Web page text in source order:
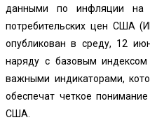
данными по инфляции на
потребительских цен США
опубликован в среду, 12
наряду с базовым индексом
важными индикаторами,
обеспечат четкое
США.